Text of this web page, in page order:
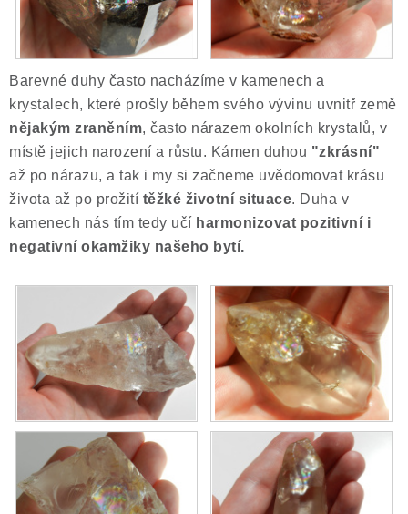
Barevné duhy často nacházíme v kamenech a
krystalech, které prošly během svého vývinu uvnitř země
nějakým zraněním, často nárazem okolních krystalů, v
místě jejich narození a růstu. Kámen duhou "zkrásní"
až po nárazu, a tak i my si začneme uvědomovat krásu
života až po prožití těžké životní situace. Duha v
kamenech nás tím tedy učí harmonizovat pozitivní i
negativní okamžiky našeho bytí.